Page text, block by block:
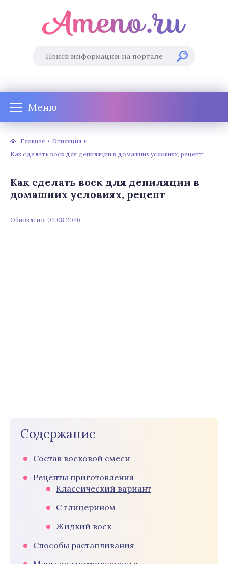
Меню
Главная
Эпиляция
Как сделать воск для депиляции в домашних условиях, рецепт
Как сделать воск для депиляции в
домашних условиях, рецепт
Обновлено: 09.08.2026
Содержание
Состав восковой смеси
Рецепты приготовления
Классический вариант
С глицерином
Жидкий воск
Способы растапливания